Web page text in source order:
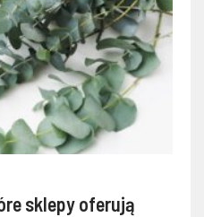
sklepy oferują